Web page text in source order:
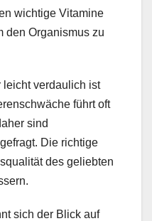
wichtige Vitamine
den Organismus zu
leicht verdaulich ist
führt oft
sind
Die richtige
des geliebten
sich der Blick auf